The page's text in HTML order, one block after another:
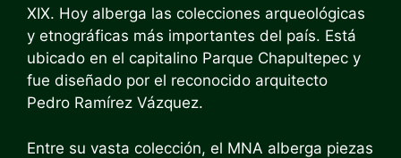
XIX. Hoy alberga las colecciones arqueológicas
y etnográficas más importantes del país. Está
ubicado en el capitalino Parque Chapultepec y
fue diseñado por el reconocido arquitecto
Pedro Ramírez Vázquez.
Entre su vasta colección, el MNA alberga piezas